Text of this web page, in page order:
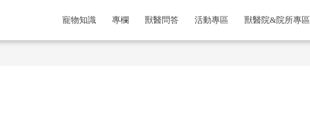
寵物知識 專欄 獸醫問答 活動專區 獸醫院&院所專區